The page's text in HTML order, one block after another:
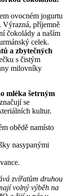
ovocném jogurtu
. Výrazná, příjemně
čokolády a naším
celek.
a zbytečných
s čistým
milovníky
mléka šetrným
se
kultur.
obědě namísto
nasypanými
zvířatům druhou
volný výběh na